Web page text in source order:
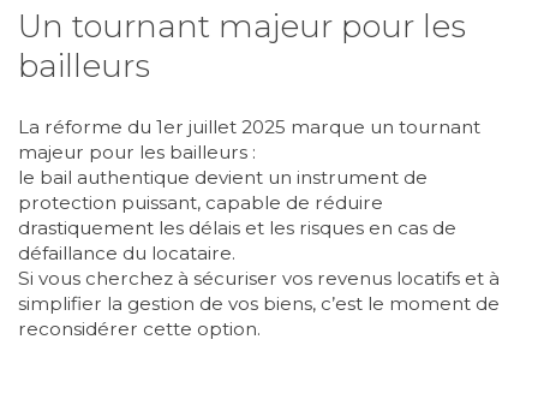
Un tournant majeur pour les
bailleurs
La réforme du 1er juillet 2025 marque un tournant
majeur pour les bailleurs :
le bail authentique devient un instrument de
protection puissant, capable de réduire
drastiquement les délais et les risques en cas de
défaillance du locataire.
Si vous cherchez à sécuriser vos revenus locatifs et à
simplifier la gestion de vos biens, c’est le moment de
reconsidérer cette option.